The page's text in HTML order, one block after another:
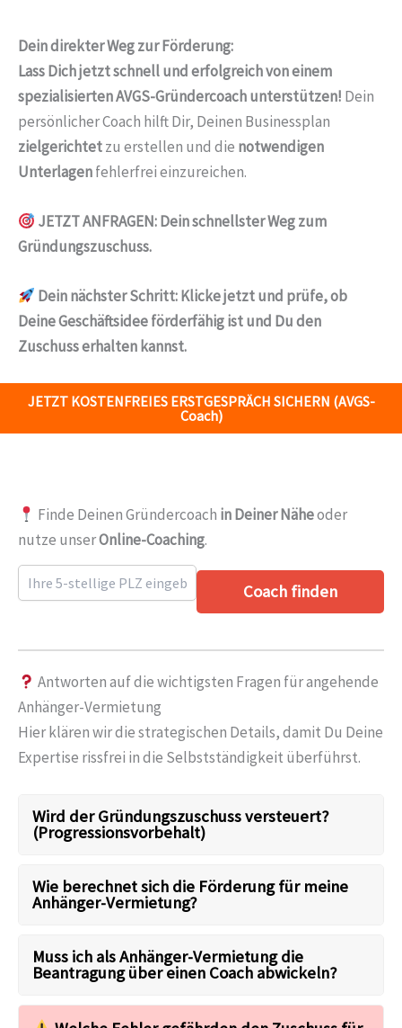
Dein direkter Weg zur Förderung:
Lass Dich jetzt schnell und erfolgreich von einem
spezialisierten AVGS-Gründercoach unterstützen! Dein
persönlicher Coach hilft Dir, Deinen Businessplan
zielgerichtetzu erstellen und die notwendigen
Unterlagenfehlerfrei einzureichen.
JETZT ANFRAGEN: Dein schnellster Weg zum
Gründungszuschuss.
Dein nächster Schritt:Klicke jetzt und prüfe, ob
Deine Geschäftsidee förderfähig ist und Du den
Zuschuss erhalten kannst.
JETZT KOSTENFREIES ERSTGESPRÄCH SICHERN (AVGS-
Coach)
Finde Deinen Gründercoach in Deiner Näheoder
nutze unserOnline-Coaching.
Coach finden
Antworten auf die wichtigsten Fragen für angehende
Anhänger-Vermietung
Hier klären wir die strategischen Details, damit Du Deine
Expertise rissfrei in die Selbstständigkeit überführst.
Wird der Gründungszuschuss versteuert?
(Progressionsvorbehalt)
Wie berechnet sich die Förderung für meine
Anhänger-Vermietung?
Muss ich als Anhänger-Vermietung die
Beantragung über einen Coach abwickeln?